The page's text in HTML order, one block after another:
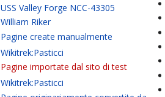
USS Valley Forge NCC-43305
William Riker
Pagine create manualmente
Wikitrek:Pasticci
Pagine importate dal sito di test
Wikitrek:Pasticci